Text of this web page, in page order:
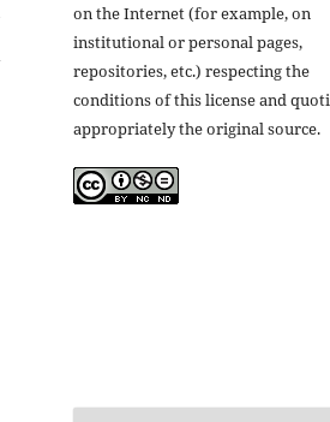
on the Internet (for example, on
institutional or personal pages,
repositories, etc.) respecting the
conditions of this license and
appropriately the original source.